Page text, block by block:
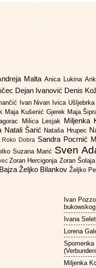
Malta Anica Lukina
Dejan Ivanović Denis
Ivan Nivan Ivica Ušljebrka
Maja Kušenić Gjerek Maja
Milica Lesjak Miljenka
Natali Šarić Nataša Hrupec
Roko Dobra Sandra Pocrnić
Suzana Marić Sven
Zoran Hercigonja Zoran
Željko Bilankov Željko
Ivan
Ivana
Lorena
Spomenka
Miljenka